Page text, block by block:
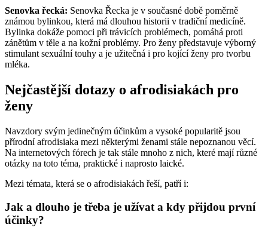
Senovka řecká: Senovka Řecka je v současné době poměrně
známou bylinkou, která má dlouhou historii v tradiční medicíně.
Bylinka dokáže pomoci při trávicích problémech, pomáhá proti
zánětům v těle a na kožní problémy. Pro ženy představuje výborný
stimulant sexuální touhy a je užitečná i pro kojící ženy pro tvorbu
mléka.
Nejčastější dotazy o afrodisiakách pro
ženy
Navzdory svým jedinečným účinkům a vysoké popularitě jsou
přírodní afrodisiaka mezi některými ženami stále nepoznanou věcí.
Na internetových fórech je tak stále mnoho z nich, které mají různé
otázky na toto téma, praktické i naprosto laické.
Mezi témata, která se o afrodisiakách řeší, patří i:
Jak a dlouho je třeba je užívat a kdy přijdou první
účinky?